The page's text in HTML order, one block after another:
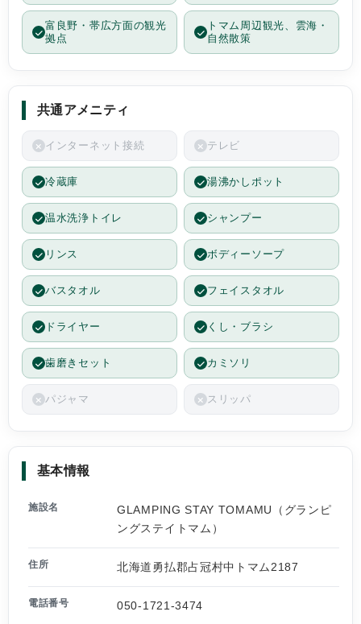
富良野・帯広方面の観光
拠点
トマム周辺観光、雲海・
自然散策
共通アメニティ
インターネット接続 テレビ
冷蔵庫 湯沸かしポット
温水洗浄トイレ シャンプー
リンス ボディーソープ
バスタオル フェイスタオル
ドライヤー くし・ブラシ
歯磨きセット カミソリ
パジャマ スリッパ
基本情報
施設名
GLAMPING STAY TOMAMU（グランピ
ングステイトマム）
住所 北海道勇払郡占冠村中トマム2187
電話番号 050-1721-3474